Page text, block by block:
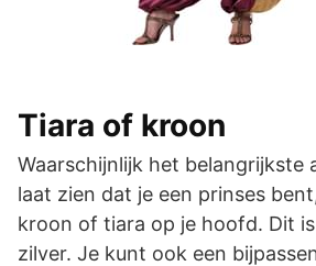
Tiara of kroon
Waarschijnlijk het belangrijkste
laat zien dat je een prinses
kroon of tiara op je hoofd. Dit
zilver. Je kunt ook een